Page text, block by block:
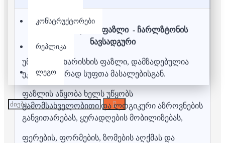
კონსტრუქტორები
რეპლიკა
ლეგო
1500 დეტალიანი ფაზლი - ჩარლზტონის
ნავსადგური
უმაღლესი ხარისხის ფაზლი, დამზადებულია
ეკოლოგიურად სუფთა მასალებისგან.
ფაზლის აწყობა ხელს უწყობს
გამომსახველობითი და ლოგიკური აზროვნების
განვითარებას, ყურადღების მობილიზებას,
ფერების, ფორმების, ზომების აღქმას და